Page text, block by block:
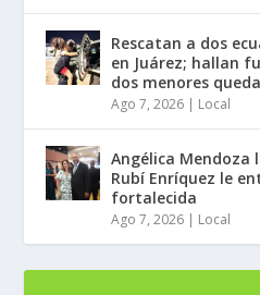
Rescatan a dos
en Juárez; hallan
dos menores
Ago 7, 2026 | Local
Angélica Mendoza
Rubí Enríquez le
fortalecida
Ago 7, 2026 | Local